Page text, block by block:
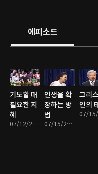
에피소드
기도할 때
필요한 지
혜
07/12/2013 • 33분
인생을 확
장하는 방
법
07/15/2013 • 34분
그리
인의